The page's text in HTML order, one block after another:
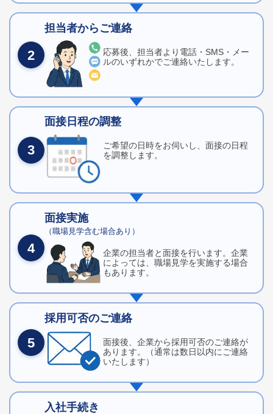
2
担当者からご連絡
応募後、担当者より電話・SMS・メー
ルのいずれかでご連絡いたします。
3
面接日程の調整
ご希望の日時をお伺いし、面接の日程
を調整します。
4
面接実施
（職場見学含む場合あり）
企業の担当者と面接を行います。企業
によっては、職場見学を実施する場合
もあります。
5
採用可否のご連絡
面接後、企業から採用可否のご連絡が
あります。（通常は数日以内にご連絡
いたします）
入社手続き